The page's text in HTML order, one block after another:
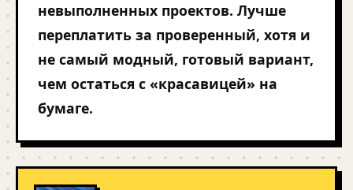
невыполненных проектов. Лучше
переплатить за проверенный, хотя и
не самый модный, готовый вариант,
чем остаться с «красавицей» на
бумаге.